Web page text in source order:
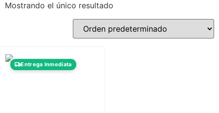
Mostrando el único resultado
Entrega Inmediata